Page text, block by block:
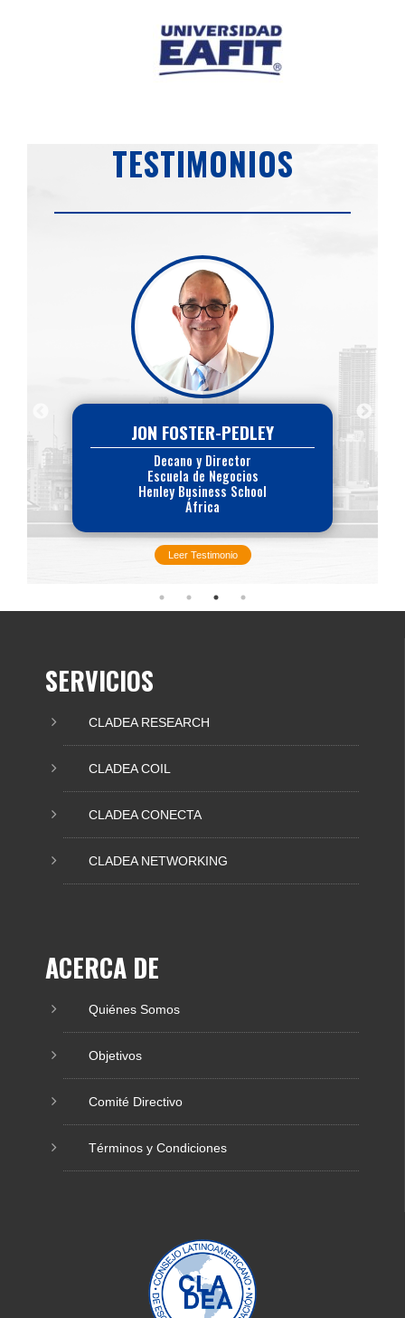
TESTIMONIOS
JON FOSTER-PEDLEY
Decano y Director
Escuela de Negocios
Henley Business School
África
Leer Testimonio
SERVICIOS
CLADEA RESEARCH
CLADEA COIL
CLADEA CONECTA
CLADEA NETWORKING
ACERCA DE
Quiénes Somos
Objetivos
Comité Directivo
Términos y Condiciones